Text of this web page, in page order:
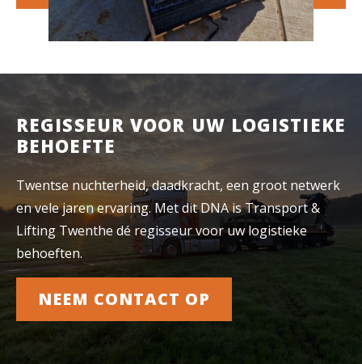
REGISSEUR VOOR UW LOGISTIEKE
BEHOEFTE
Twentse nuchterheid, daadkracht, een groot netwerk
en vele jaren ervaring. Met dit DNA is Transport &
Lifting Twenthe dé regisseur voor uw logistieke
behoeften.
NEEM CONTACT OP